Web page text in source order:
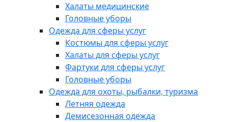
Халаты медицинские
Головные уборы
Одежда для сферы услуг
Костюмы для сферы услуг
Халаты для сферы услуг
Фартуки для сферы услуг
Головные уборы
Одежда для охоты, рыбалки, туризма
Летняя одежда
Демисезонная одежда